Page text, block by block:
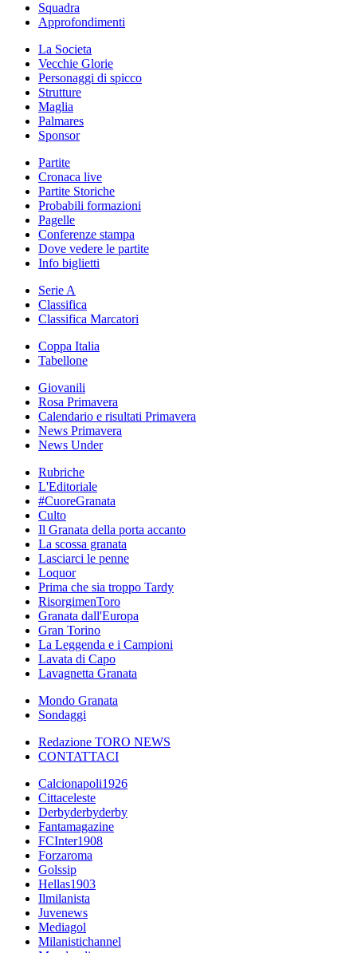
Squadra
Approfondimenti
La Societa
Vecchie Glorie
Personaggi di spicco
Strutture
Maglia
Palmares
Sponsor
Partite
Cronaca live
Partite Storiche
Probabili formazioni
Pagelle
Conferenze stampa
Dove vedere le partite
Info biglietti
Serie A
Classifica
Classifica Marcatori
Coppa Italia
Tabellone
Giovanili
Rosa Primavera
Calendario e risultati Primavera
News Primavera
News Under
Rubriche
L'Editoriale
#CuoreGranata
Culto
Il Granata della porta accanto
La scossa granata
Lasciarci le penne
Loquor
Prima che sia troppo Tardy
RisorgimenToro
Granata dall'Europa
Gran Torino
La Leggenda e i Campioni
Lavata di Capo
Lavagnetta Granata
Mondo Granata
Sondaggi
Redazione TORO NEWS
CONTATTACI
Calcionapoli1926
Cittaceleste
Derbyderbyderby
Fantamagazine
FCInter1908
Forzaroma
Golssip
Hellas1903
Ilmilanista
Juvenews
Mediagol
Milanistichannel